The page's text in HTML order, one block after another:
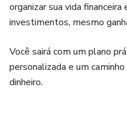
organizar sua vida
investimentos, mesmo
Você sairá com um plano
personalizada e um
dinheiro.